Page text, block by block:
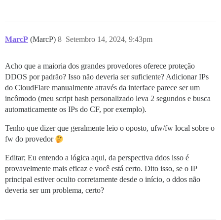
MarcP (MarcP) Setembro 14, 2024, 9:43pm
8
Acho que a maioria dos grandes provedores oferece proteção
DDOS por padrão? Isso não deveria ser suficiente? Adicionar IPs
do CloudFlare manualmente através da interface parece ser um
incômodo (meu script bash personalizado leva 2 segundos e busca
automaticamente os IPs do CF, por exemplo).
Tenho que dizer que geralmente leio o oposto, ufw/fw local sobre o
fw do provedor
Editar; Eu entendo a lógica aqui, da perspectiva ddos isso é
provavelmente mais eficaz e você está certo. Dito isso, se o IP
principal estiver oculto corretamente desde o início, o ddos não
deveria ser um problema, certo?